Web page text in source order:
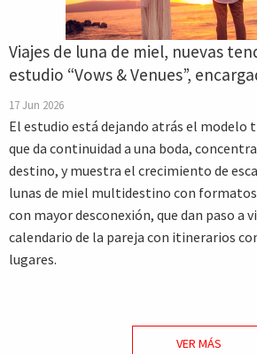
Viajes de luna de miel, nuevas
estudio “Vows & Venues”,
17 Jun 2026
El estudio está dejando atrás el modelo
que da continuidad a una boda,
destino, y muestra el crecimiento de
lunas de miel multidestino con
con mayor desconexión, que dan paso a
calendario de la pareja con itinerarios
lugares.
VER MÁS